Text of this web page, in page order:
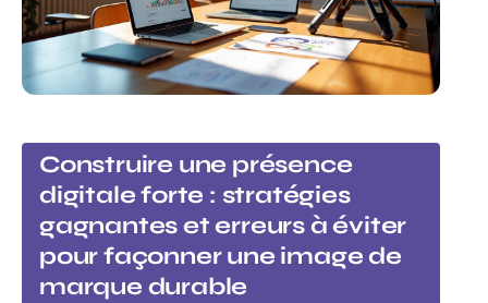
Construire une présence
digitale forte : stratégies
gagnantes et erreurs à éviter
pour façonner une image de
marque durable